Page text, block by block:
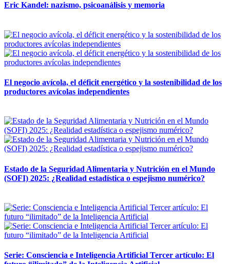
Eric Kandel: nazismo, psicoanálisis y memoria
El negocio avícola, el déficit energético y la sostenibilidad de los
productores avícolas independientes
Estado de la Seguridad Alimentaria y Nutrición en el Mundo
(SOFI) 2025: ¿Realidad estadística o espejismo numérico?
Serie: Consciencia e Inteligencia Artificial Tercer artículo: El